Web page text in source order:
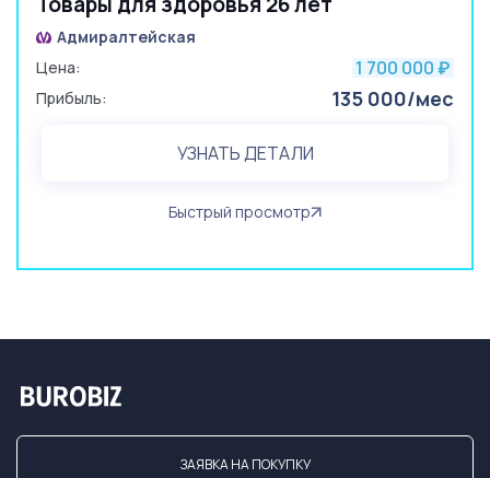
Адмиралтейская
Цена:
1 700 000 ₽
Прибыль: 135 000/мес
УЗНАТЬ ДЕТАЛИ
Быстрый просмотр
ЗАЯВКА НА ПОКУПКУ